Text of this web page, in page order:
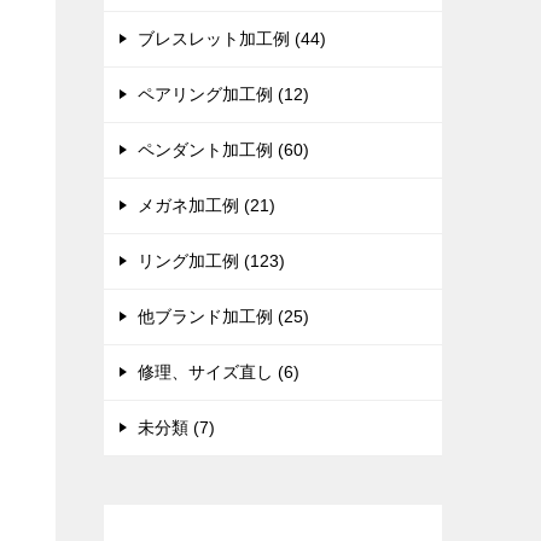
ブレスレット加工例 (44)
ペアリング加工例 (12)
ペンダント加工例 (60)
メガネ加工例 (21)
リング加工例 (123)
他ブランド加工例 (25)
修理、サイズ直し (6)
未分類 (7)